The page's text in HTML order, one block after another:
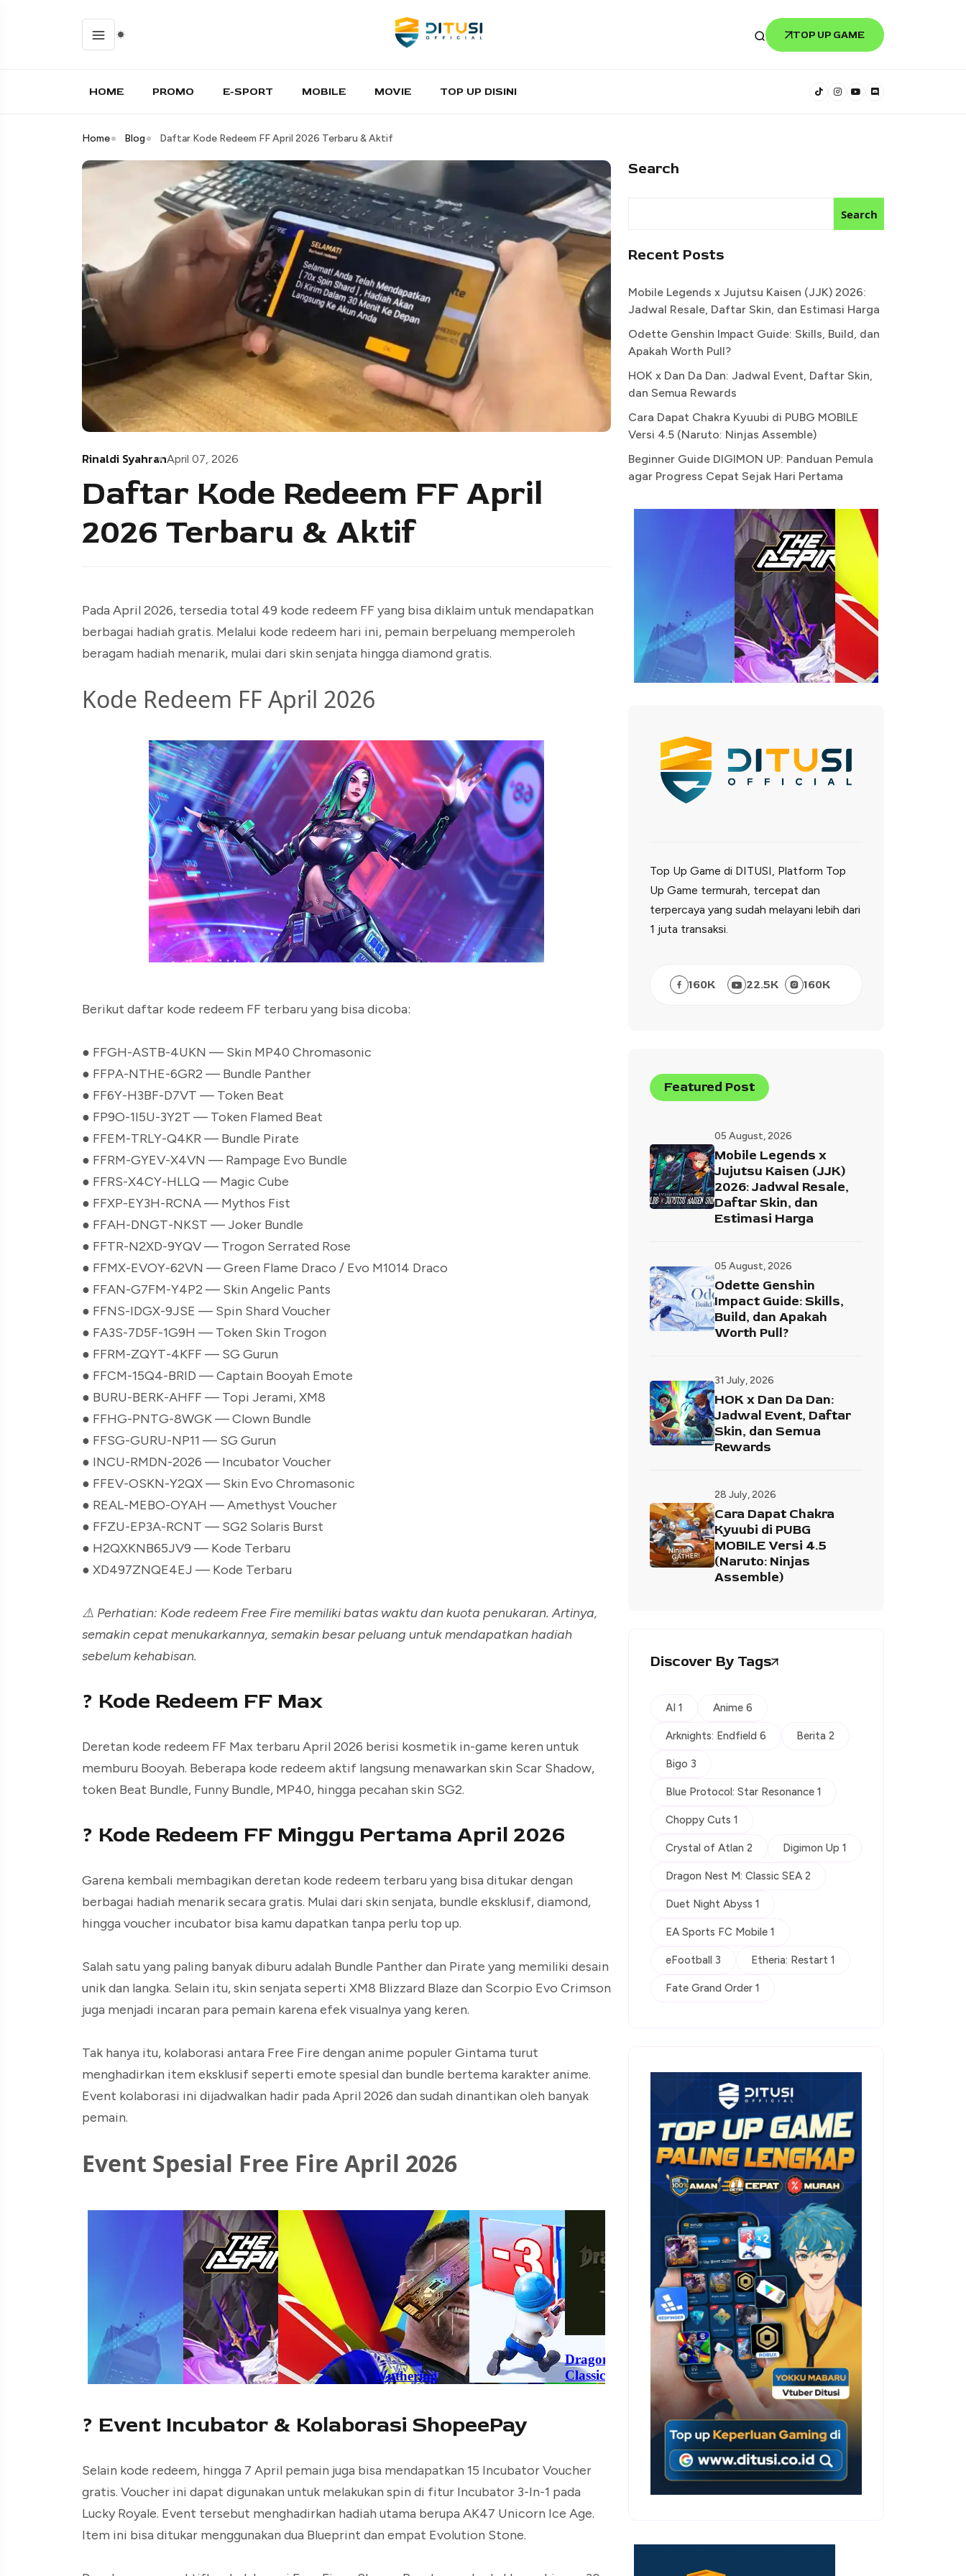
TOP UP GAME
HOME PROMO E-SPORT MOBILE MOVIE TOP UP DISINI
Home Blog Daftar Kode Redeem FF April 2026 Terbaru & Aktif
Rinaldi SyahranApril 07, 2026
Daftar Kode Redeem FF April
2026 Terbaru & Aktif
Pada April 2026, tersedia total 49 kode redeem FF yang bisa diklaim untuk mendapatkan
berbagai hadiah gratis. Melalui kode redeem hari ini, pemain berpeluang memperoleh
beragam hadiah menarik, mulai dari skin senjata hingga diamond gratis.
Kode Redeem FF April 2026
Berikut daftar kode redeem FF terbaru yang bisa dicoba:
● FFGH-ASTB-4UKN — Skin MP40 Chromasonic
● FFPA-NTHE-6GR2 — Bundle Panther
● FF6Y-H3BF-D7VT — Token Beat
● FP9O-1I5U-3Y2T — Token Flamed Beat
● FFEM-TRLY-Q4KR — Bundle Pirate
● FFRM-GYEV-X4VN — Rampage Evo Bundle
● FFRS-X4CY-HLLQ — Magic Cube
● FFXP-EY3H-RCNA — Mythos Fist
● FFAH-DNGT-NKST — Joker Bundle
● FFTR-N2XD-9YQV — Trogon Serrated Rose
● FFMX-EVOY-62VN — Green Flame Draco / Evo M1014 Draco
● FFAN-G7FM-Y4P2 — Skin Angelic Pants
● FFNS-IDGX-9JSE — Spin Shard Voucher
● FA3S-7D5F-1G9H — Token Skin Trogon
● FFRM-ZQYT-4KFF — SG Gurun
● FFCM-15Q4-BRID — Captain Booyah Emote
● BURU-BERK-AHFF — Topi Jerami, XM8
● FFHG-PNTG-8WGK — Clown Bundle
● FFSG-GURU-NP11 — SG Gurun
● INCU-RMDN-2026 — Incubator Voucher
● FFEV-OSKN-Y2QX — Skin Evo Chromasonic
● REAL-MEBO-OYAH — Amethyst Voucher
● FFZU-EP3A-RCNT — SG2 Solaris Burst
● H2QXKNB65JV9 — Kode Terbaru
● XD497ZNQE4EJ — Kode Terbaru
⚠️ Perhatian: Kode redeem Free Fire memiliki batas waktu dan kuota penukaran. Artinya,
semakin cepat menukarkannya, semakin besar peluang untuk mendapatkan hadiah
sebelum kehabisan.
? Kode Redeem FF Max
Deretan kode redeem FF Max terbaru April 2026 berisi kosmetik in-game keren untuk
memburu Booyah. Beberapa kode redeem aktif langsung menawarkan skin Scar Shadow,
token Beat Bundle, Funny Bundle, MP40, hingga pecahan skin SG2.
? Kode Redeem FF Minggu Pertama April 2026
Garena kembali membagikan deretan kode redeem terbaru yang bisa ditukar dengan
berbagai hadiah menarik secara gratis. Mulai dari skin senjata, bundle eksklusif, diamond,
hingga voucher incubator bisa kamu dapatkan tanpa perlu top up.
Salah satu yang paling banyak diburu adalah Bundle Panther dan Pirate yang memiliki desain
unik dan langka. Selain itu, skin senjata seperti XM8 Blizzard Blaze dan Scorpio Evo Crimson
juga menjadi incaran para pemain karena efek visualnya yang keren.
Tak hanya itu, kolaborasi antara Free Fire dengan anime populer Gintama turut
menghadirkan item eksklusif seperti emote spesial dan bundle bertema karakter anime.
Event kolaborasi ini dijadwalkan hadir pada April 2026 dan sudah dinantikan oleh banyak
pemain.
Event Spesial Free Fire April 2026
? Event Incubator & Kolaborasi ShopeePay
Selain kode redeem, hingga 7 April pemain juga bisa mendapatkan 15 Incubator Voucher
gratis. Voucher ini dapat digunakan untuk melakukan spin di fitur Incubator 3-In-1 pada
Lucky Royale. Event tersebut menghadirkan hadiah utama berupa AK47 Unicorn Ice Age.
Item ini bisa ditukar menggunakan dua Blueprint dan empat Evolution Stone.
Search
Search
Recent Posts
Mobile Legends x Jujutsu Kaisen (JJK) 2026:
Jadwal Resale, Daftar Skin, dan Estimasi Harga
Odette Genshin Impact Guide: Skills, Build, dan
Apakah Worth Pull?
HOK x Dan Da Dan: Jadwal Event, Daftar Skin,
dan Semua Rewards
Cara Dapat Chakra Kyuubi di PUBG MOBILE
Versi 4.5 (Naruto: Ninjas Assemble)
Beginner Guide DIGIMON UP: Panduan Pemula
agar Progress Cepat Sejak Hari Pertama
Top Up Game di DITUSI, Platform Top
Up Game termurah, tercepat dan
terpercaya yang sudah melayani lebih dari
1 juta transaksi.
160K 22.5K 160K
Featured Post
05 August, 2026
Mobile Legends x
Jujutsu Kaisen (JJK)
2026: Jadwal Resale,
Daftar Skin, dan
Estimasi Harga
05 August, 2026
Odette Genshin
Impact Guide: Skills,
Build, dan Apakah
Worth Pull?
31 July, 2026
HOK x Dan Da Dan:
Jadwal Event, Daftar
Skin, dan Semua
Rewards
28 July, 2026
Cara Dapat Chakra
Kyuubi di PUBG
MOBILE Versi 4.5
(Naruto: Ninjas
Assemble)
Discover By Tags
AI 1 Anime 6
Arknights: Endfield 6 Berita 2
Bigo 3
Blue Protocol: Star Resonance 1
Choppy Cuts 1
Crystal of Atlan 2 Digimon Up 1
Dragon Nest M: Classic SEA 2
Duet Night Abyss 1
EA Sports FC Mobile 1
eFootball 3 Etheria: Restart 1
Fate Grand Order 1